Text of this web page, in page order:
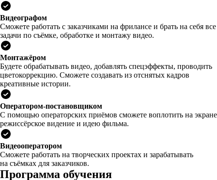
Видеографом
Сможете работать с заказчиками на фрилансе и брать на себя все
задачи по съёмке, обработке и монтажу видео.
Монтажёром
Будете обрабатывать видео, добавлять спецэффекты, проводить
цветокоррекцию. Сможете создавать из отснятых кадров
креативные истории.
Оператором-постановщиком
С помощью операторских приёмов сможете воплотить на экране
режиссёрское видение и идею фильма.
Видеооператором
Сможете работать на творческих проектах и зарабатывать
на съёмках для заказчиков.
Программа обучения